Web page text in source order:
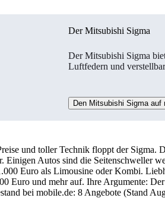
Der Mitsubishi Sigma
Der Mitsubishi Sigma
Luftfedern und
Den Mitsubishi Sigma auf
und toller Technik floppt der Sigma.
Einigen Autos sind die Seitenschweller
Euro als Limousine oder Kombi.
Euro und mehr auf. Ihre Argumente:
bei mobile.de: 8 Angebote (Stand